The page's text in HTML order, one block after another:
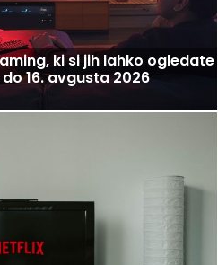
ki si jih lahko ogledate
16. avgusta 2026